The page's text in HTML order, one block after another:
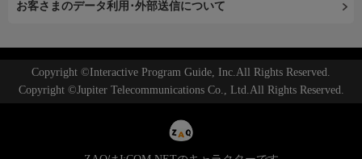
お客さまのデータ利用･外部送信について
Copyright ©Interactive Program Guide, Inc.All Rights Reserved.
Copyright ©Jupiter Telecommunications Co., Ltd.All Rights Reserved.